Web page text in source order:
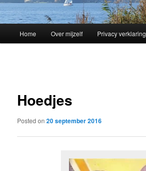
Skip
content
Home Over mijzelf Privacy verklaring
Hoedjes
Posted on20 september 2016